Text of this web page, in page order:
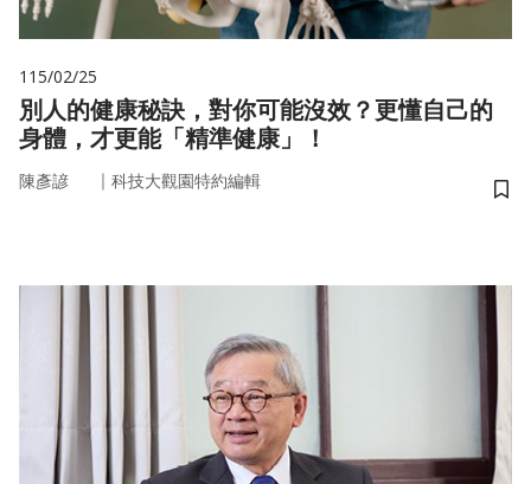
115/02/25
別人的健康秘訣，對你可能沒效？更懂自己的
身體，才更能「精準健康」！
陳彥諺 ｜ 科技大觀園特約編輯
儲